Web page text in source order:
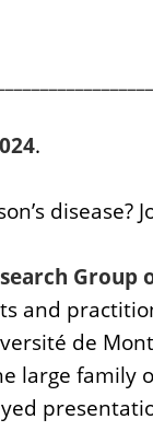
.
disease?
and
de
large family